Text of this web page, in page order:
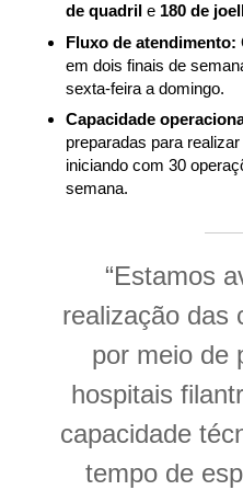
de quadril e 180 de
Fluxo de atendimento:
em dois finais de
sexta-feira a domingo.
Capacidade
preparadas para
iniciando com 30
semana.
“Estamos
realização das
por meio de
hospitais
capacidade
tempo de